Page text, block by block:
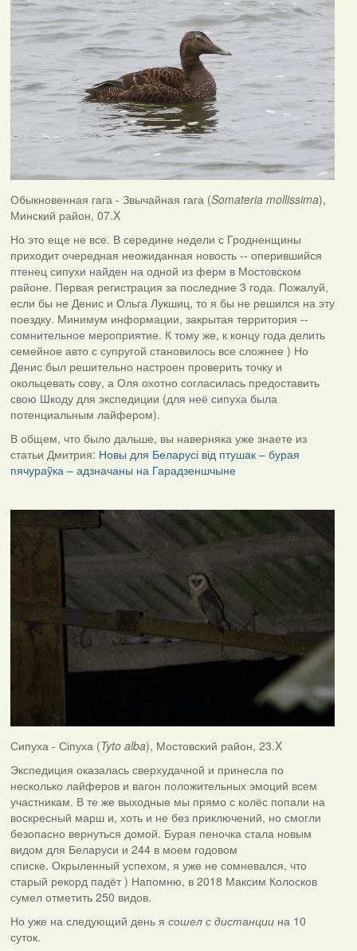
Обыкновенная гага - Звычайная гага (Somateria mollissima),
Минский район, 07.X
Но это еще не все. В середине недели с Гродненщины
приходит очередная неожиданная новость -- оперившийся
птенец сипухи найден на одной из ферм в Мостовском
районе. Первая регистрация за последние 3 года. Пожалуй,
если бы не Денис и Ольга Лукшиц, то я бы не решился на эту
поездку. Минимум информации, закрытая территория --
сомнительное мероприятие. К тому же, к концу года делить
семейное авто с супругой становилось все сложнее ) Но
Денис был решительно настроен проверить точку и
окольцевать сову, а Оля охотно согласилась предоставить
свою Шкоду для экспедиции (для неё сипуха была
потенциальным лайфером).
В общем, что было дальше, вы наверняка уже знаете из
статьи Дмитрия: Новы для Беларусі від птушак – бурая
пячураўка – адзначаны на Гарадзеншчыне
Сипуха - Сіпуха (Tyto alba), Мостовский район, 23.X
Экспедиция оказалась сверхудачной и принесла по
несколько лайферов и вагон положительных эмоций всем
участникам. В те же выходные мы прямо с колёс попали на
воскресный марш и, хоть и не без приключений, но смогли
безопасно вернуться домой. Бурая пеночка стала новым
видом для Беларуси и 244 в моем годовом
списке. Окрыленный успехом, я уже не сомневался, что
старый рекорд падёт ) Напомню, в 2018 Максим Колосков
сумел отметить 250 видов.
Но уже на следующий день я сошел с дистанциина 10
суток.